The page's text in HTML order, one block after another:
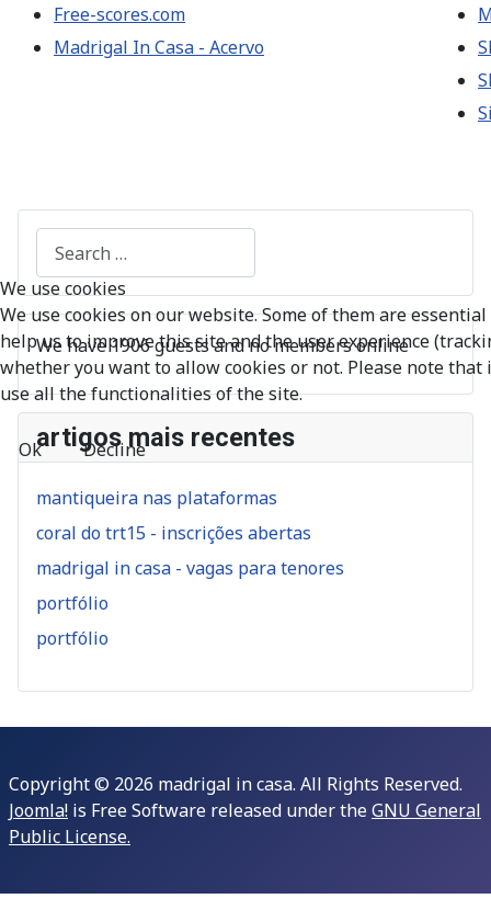
Free-scores.com
Madrigal In Casa - Acervo
We have 1906 guests and no members online
artigos mais recentes
mantiqueira nas plataformas
coral do trt15 - inscrições abertas
madrigal in casa - vagas para tenores
portfólio
portfólio
Copyright © 2026 madrigal in casa. All Rights Reserved.
Joomla! is Free Software released under theGNU General
Public License.
We use cookies
We use cookies on our website. Some of them are
help us to improve this site and the user experience
whether you want to allow cookies or not. Please note
use all the functionalities of the site.
Ok Decline